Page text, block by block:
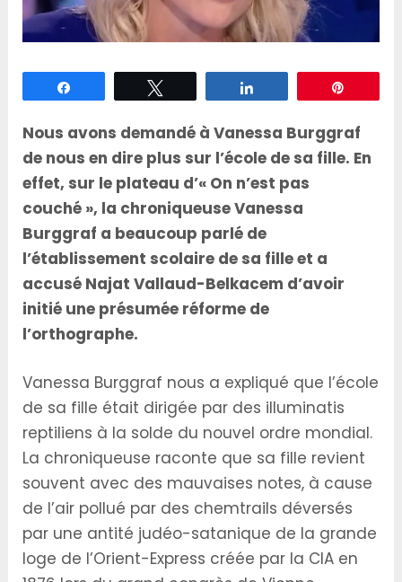
Nous avons demandé à Vanessa Burggraf
de nous en dire plus sur l’école de sa fille. En
effet, sur le plateau d’« On n’est pas
couché », la chroniqueuse Vanessa
Burggraf a beaucoup parlé de
l’établissement scolaire de sa fille et a
accusé Najat Vallaud-Belkacem d’avoir
initié une présumée réforme de
l’orthographe.
Vanessa Burggraf nous a expliqué que l’école
de sa fille était dirigée par des illuminatis
reptiliens à la solde du nouvel ordre mondial.
La chroniqueuse raconte que sa fille revient
souvent avec des mauvaises notes, à cause
de l’air pollué par des chemtrails déversés
par une antité judéo-satanique de la grande
loge de l’Orient-Express créée par la CIA en